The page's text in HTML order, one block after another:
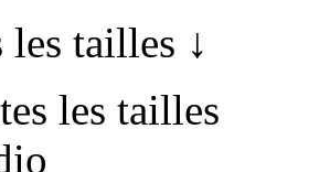
les tailles ↓
les tailles